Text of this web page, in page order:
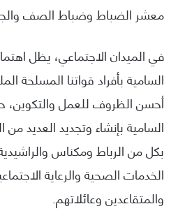
معشر الضباط وضباط الصف
في الميدان الاجتماعي، يظل
السامية بأفراد قواتنا المسلحة
أحسن الظروف للعمل والتكوين،
السامية بإنشاء وتجديد العديد
بكل من الرباط ومكناس
الخدمات الصحية والرعاية
والمتقاعدين وعائلاتهم.